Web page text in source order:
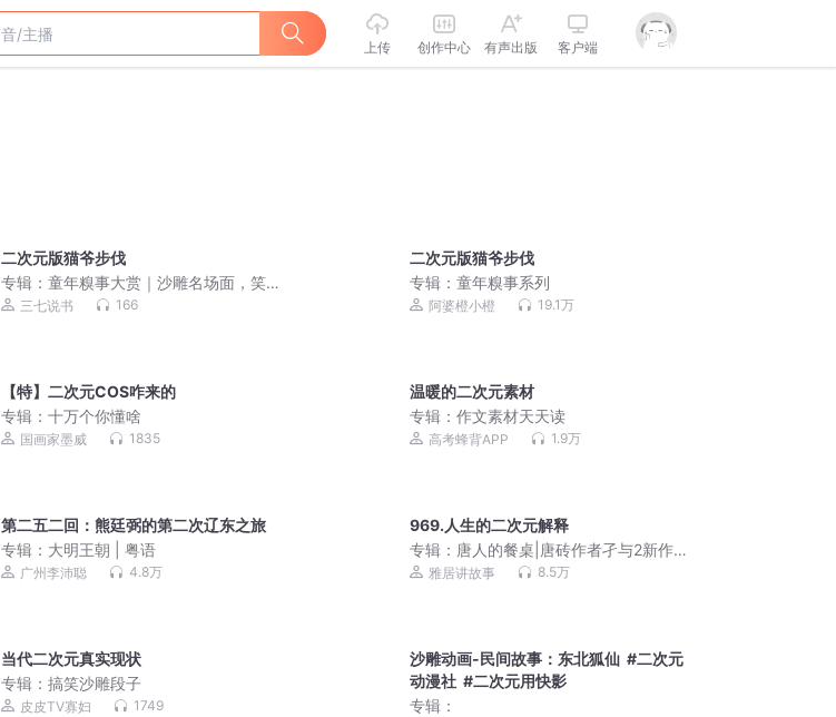
上传 创作中心 有声出版 客户端
二次元版猫爷步伐
专辑：童年糗事大赏｜沙雕名场面，笑
到直不起腰
三七说书 166
二次元版猫爷步伐
专辑：童年糗事系列
阿婆橙小橙 19.1万
【特】二次元COS咋来的
专辑：十万个你懂啥
国画家墨威 1835
温暖的二次元素材
专辑：作文素材天天读
高考蜂背APP 1.9万
第二五二回：熊廷弼的第二次辽东之旅
专辑： 大明王朝 | 粤语
广州李沛聪 4.8万
969.人生的二次元解释
专辑： 唐人的餐桌|唐砖作者孑与2新作|
历史榜一|穿越重生|VIP免费多人
雅居讲故事 8.5万
当代二次元真实现状
专辑：搞笑沙雕段子
皮皮TV寡妇 1749
沙雕动画-民间故事：东北狐仙 #二次元
动漫社 #二次元用快影
专辑：